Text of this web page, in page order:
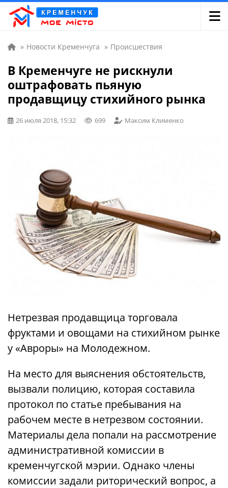
» Новости Кременчуга » Происшествия
В Кременчуге не рискнули
оштрафовать пьяную
продавщицу стихийного рынка
26 июля 2018, 15:32 699 Максим Клименко
Нетрезвая продавщица торговала
фруктами и овощами на стихийном рынке
у «Авроры» на Молодежном.
На место для выяснения обстоятельств,
вызвали полицию, которая составила
протокол по статье пребывания на
рабочем месте в нетрезвом состоянии.
Материалы дела попали на рассмотрение
административной комиссии в
кременчугской мэрии. Однако члены
комиссии задали риторический вопрос, а